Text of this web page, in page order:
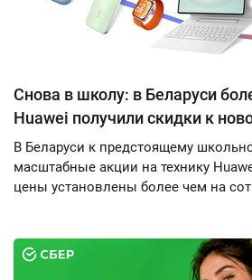
Снова в школу: в Беларуси
Huawei получили скидки к
В Беларуси к предстоящему
масштабные акции на технику
цены установлены более чем на